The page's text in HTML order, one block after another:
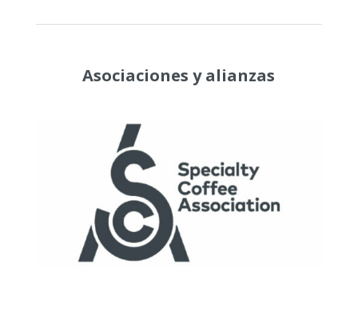
Asociaciones y alianzas